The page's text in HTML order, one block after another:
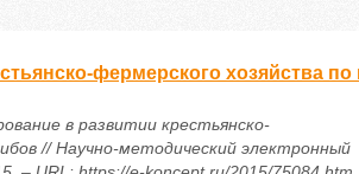
фермерского хозяйства
в развитии крестьянско-
// Научно-методический электронный